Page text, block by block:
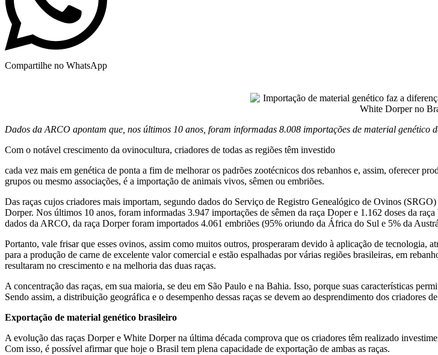
Compartilhe no WhatsApp
Dados da ARCO apontam que, nos últimos 10 anos, foram informadas 8.008 importações de material
Com o notável crescimento da ovinocultura, criadores de todas as regiões têm investido
cada vez mais em genética de ponta a fim de melhorar os padrões zootécnicos dos rebanhos e, assim, oferecer
grupos ou mesmo associações, é a importação de animais vivos, sêmen ou embriões.
Das raças cujos criadores mais importam, segundo dados do Serviço de Registro Genealógico de Ovinos
Dorper. Nos últimos 10 anos, foram informadas 3.947 importações de sêmen da raça Doper e 1.162 doses da
dados da ARCO, da raça Dorper foram importados 4.061 embriões (95% oriundo da África do Sul e 5% da
Portanto, vale frisar que esses ovinos, assim como muitos outros, prosperaram devido à aplicação de
para a produção de carne de excelente valor comercial e estão espalhadas por várias regiões brasileiras, em
resultaram no crescimento e na melhoria das duas raças.
A concentração das raças, em sua maioria, se deu em São Paulo e na Bahia. Isso, porque suas características
Sendo assim, a distribuição geográfica e o desempenho dessas raças se devem ao desprendimento dos
Exportação de material genético brasileiro
A evolução das raças Dorper e White Dorper na última década comprova que os criadores têm realizado
Com isso, é possível afirmar que hoje o Brasil tem plena capacidade de exportação de ambas as raças.